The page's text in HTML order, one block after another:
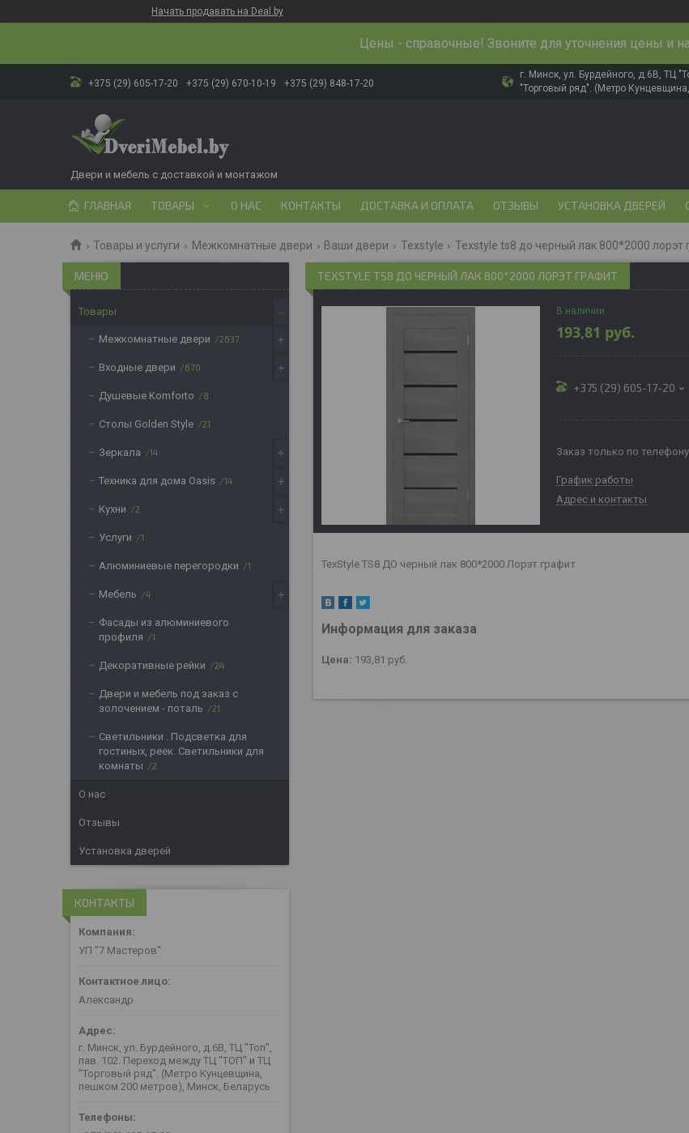
Начать продавать на Deal.by
Цены - справочные! Звоните для уточнения цены и
+375 (29) 605-17-20 +375 (29) 670-10-19 +375 (29) 848-17-20
г. Минск, ул. Бурдейного, д.6В, ТЦ
"Торговый ряд". (Метро
Двери и мебель с доставкой и монтажом
ГЛАВНАЯ ТОВАРЫ О НАС КОНТАКТЫ ДОСТАВКА И ОПЛАТА ОТЗЫВЫ УСТАНОВКА ДВЕРЕЙ
Товары и услуги Межкомнатные двери Ваши двери Texstyle Texstyle ts8 до черный лак 800*2000 лорэт
TEXSTYLE TS8 ДО ЧЕРНЫЙ ЛАК 800*2000 ЛОРЭТ ГРАФИТ
В наличии
193,81 руб.
+375 (29) 605-17-20
Заказ только по телефону
График работы
Адрес и контакты
TexStyle TS8 ДО черный лак 800*2000 Лорэт графит
Информация для заказа
Цена: 193,81 руб.
Товары
Межкомнатные двери 2637
Входные двери 670
Душевые Komforto 8
Столы Golden Style 21
Зеркала 14
Техника для дома Oasis 14
Кухни 2
Услуги 1
Алюминиевые перегородки 1
Мебель 4
Фасады из алюминиевого
профиля
1
Декоративные рейки 24
Двери и мебель под заказ с
золочением - поталь
21
Светильники . Подсветка для
гостиных, реек. Светильники для
комнаты
2
О нас
Отзывы
Установка дверей
КОНТАКТЫ
УП "7 Мастеров"
Александр
г. Минск, ул. Бурдейного, д.6В, ТЦ "Топ",
пав. 102. Переход между ТЦ "ТОП" и ТЦ
"Торговый ряд". (Метро Кунцевщина,
пешком 200 метров), Минск, Беларусь